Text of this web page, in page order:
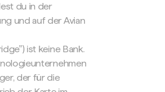
du in der
und auf der Avian
ist keine Bank.
der für die